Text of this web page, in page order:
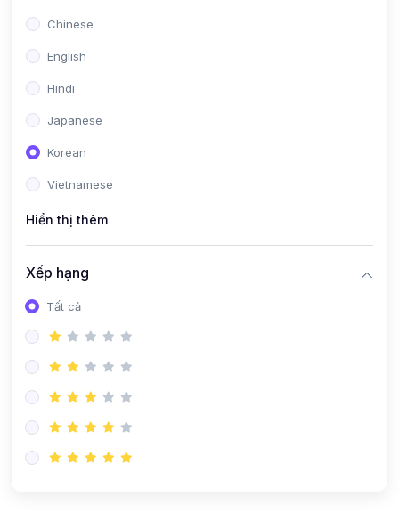
Chinese
English
Hindi
Japanese
Korean
Vietnamese
Hiển thị thêm
Xếp hạng
Tất cả